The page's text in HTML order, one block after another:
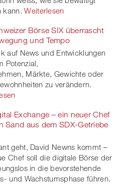
kann. Weiterlesen
Börse SIX überrascht
und Tempo
auf News und Entwicklungen
Potenzial,
Märkte, Gewichte oder
zu verändern.
Exchange – ein neuer Chef
Sand aus dem SDX-Getriebe
geht, David Newns kommt –
Chef soll die digitale Börse der
in die bevorstehende
und Wachstumsphase führen.